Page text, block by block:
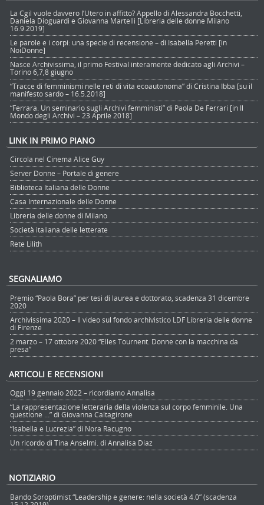
La Cgil vuole davvero l’Utero in affitto? Appello di Alessandra Bocchetti,
Daniela Dioguardi e Giovanna Martelli [Libreria delle donne Milano
16.9.2019]
Le parole e i corpi: una specie di recensione – di Isabella Peretti [in
NoiDonne]
Nasce Archivissima, il primo Festival interamente dedicato agli Archivi –
Torino 6,7,8 giugno
“Tracce di femminismi nelle reti di vita ecoautonoma” di Cristina Ibba [su il
manifesto sardo – 16.5.2018]
“Ferrara. Un seminario sugli Archivi femministi” di Paola De Ferrari [in Il
Mondo degli Archivi – 23 Aprile 2018]
LINK IN PRIMO PIANO
Circola nel Cinema Alice Guy
Server Donne – Portale di genere
Biblioteca Italiana delle Donne
Casa Internazionale delle Donne
Libreria delle donne di Milano
Società italiana delle letterate
Rete Lilith
SEGNALIAMO
Premio “Paola Bora” per tesi di laurea e dottorato, scadenza 31 dicembre
2020
Archivissima 2020 – Il video sul fondo archivistico LDF Libreria delle donne
di Firenze
2 marzo – 17 ottobre 2020 “Elles Tournent. Donne con la macchina da
presa”
ARTICOLI E RECENSIONI
Oggi 19 gennaio 2022 – ricordiamo Annalisa
“La rappresentazione letteraria della violenza sul corpo femminile. Una
questione …” di Giovanna Caltagirone
“Isabella e Lucrezia” di Nora Racugno
Un ricordo di Tina Anselmi. di Annalisa Diaz
NOTIZIARIO
Bando Soroptimist “Leadership e genere: nella società 4.0” (scadenza